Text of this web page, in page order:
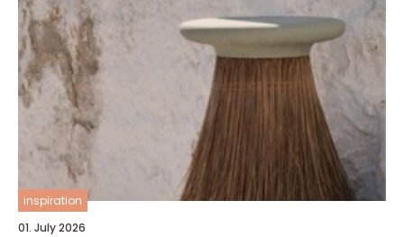
inspiration
01. July 2026